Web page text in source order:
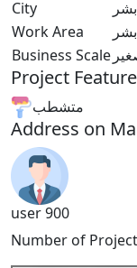
City
Work Area
Business Scale
Project
متشطب
Address on
user 900
Number of